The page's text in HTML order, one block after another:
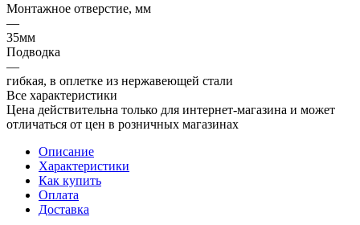
Монтажное отверстие, мм
—
35мм
Подводка
—
гибкая, в оплетке из нержавеющей стали
Все характеристики
Цена действительна только для интернет-магазина и может
отличаться от цен в розничных магазинах
Описание
Характеристики
Как купить
Оплата
Доставка